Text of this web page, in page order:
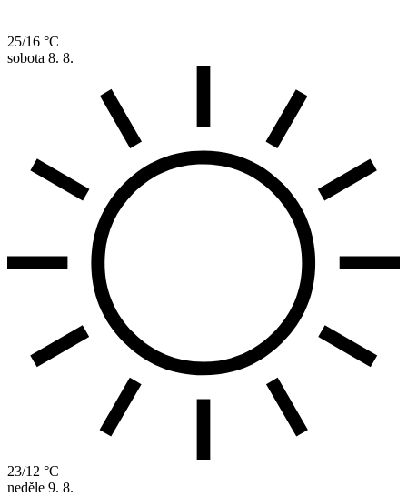
25/16 °C
sobota 8. 8.
23/12 °C
neděle 9. 8.